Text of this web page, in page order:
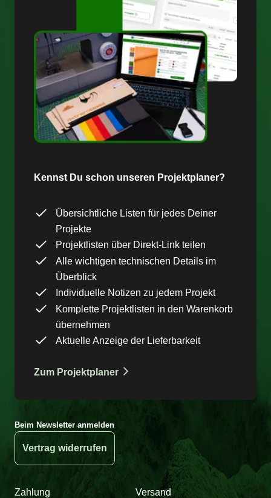
Kennst Du schon unseren Projektplaner?
Übersichtliche Listen für jedes Deiner
Projekte
Projektlisten über Direkt-Link teilen
Alle wichtigen technischen Details im
Überblick
Individuelle Notizen zu jedem Projekt
Komplette Projektlisten in den Warenkorb
übernehmen
Aktuelle Anzeige der Lieferbarkeit
Zum Projektplaner
Beim Newsletter anmelden
Vertrag widerrufen
Zahlung Versand